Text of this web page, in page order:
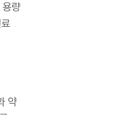
량
약